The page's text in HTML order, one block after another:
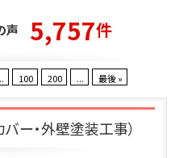
声 5,757件
100 200 ... 最後 »
ー・外壁塗装工事）